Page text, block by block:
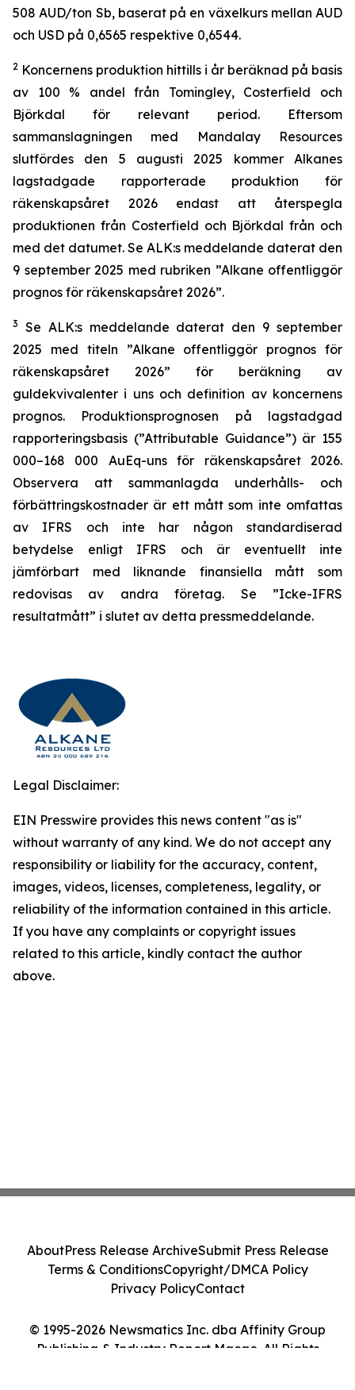
508 AUD/ton Sb, baserat på en växelkurs mellan AUD
och USD på 0,6565 respektive 0,6544.
2 Koncernens produktion hittills i år beräknad på basis
av 100 % andel från Tomingley, Costerfield och
Björkdal för relevant period. Eftersom
sammanslagningen med Mandalay Resources
slutfördes den 5 augusti 2025 kommer Alkanes
lagstadgade rapporterade produktion för
räkenskapsåret 2026 endast att återspegla
produktionen från Costerfield och Björkdal från och
med det datumet. Se ALK:s meddelande daterat den
9 september 2025 med rubriken ”Alkane offentliggör
prognos för räkenskapsåret 2026”.
3
Se ALK:s meddelande daterat den 9 september
2025 med titeln ”Alkane offentliggör prognos för
räkenskapsåret 2026” för beräkning av
guldekvivalenter i uns och definition av koncernens
prognos. Produktionsprognosen på lagstadgad
rapporteringsbasis (”Attributable Guidance”) är 155
000–168 000 AuEq-uns för räkenskapsåret 2026.
Observera att sammanlagda underhålls- och
förbättringskostnader är ett mått som inte omfattas
av IFRS och inte har någon standardiserad
betydelse enligt IFRS och är eventuellt inte
jämförbart med liknande finansiella mått som
redovisas av andra företag. Se ”Icke-IFRS
resultatmått” i slutet av detta pressmeddelande.
Legal Disclaimer:
EIN Presswire provides this news content "as is"
without warranty of any kind. We do not accept any
responsibility or liability for the accuracy, content,
images, videos, licenses, completeness, legality, or
reliability of the information contained in this article.
If you have any complaints or copyright issues
related to this article, kindly contact the author
above.
© 1995-2026 Newsmatics Inc. dba Affinity Group
Publishing & Industry Report Macao. All Rights
AboutPress Release ArchiveSubmit Press Release
Terms & ConditionsCopyright/DMCA Policy
Privacy PolicyContact